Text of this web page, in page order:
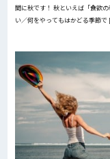
間に秋です！ 秋といえば「食欲
い／何をやってもはかどる季節